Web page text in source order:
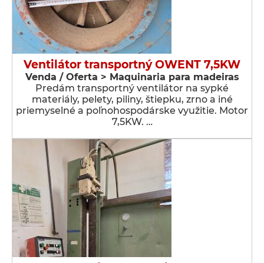
Ventilátor transportný OWENT 7,5KW
Venda / Oferta > Maquinaria para madeiras
Predám transportný ventilátor na sypké
materiály, pelety, piliny, štiepku, zrno a iné
priemyselné a poľnohospodárske využitie. Motor
7,5KW. …